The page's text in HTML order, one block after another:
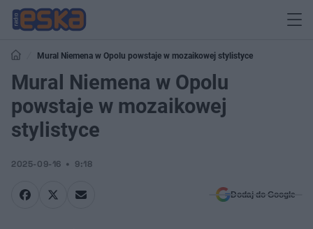
Mural Niemena w Opolu powstaje w mozaikowej stylistyce
Mural Niemena w Opolu
powstaje w mozaikowej
stylistyce
2025-09-16 9:18
Dodaj do Google